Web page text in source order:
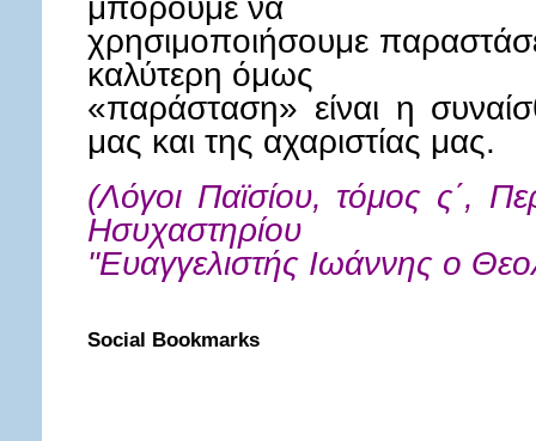
χρησιμοποιήσουμε
καλύτερη όμως
«παράσταση» είναι η
μας και της αχαριστίας μας.
(Λόγοι Παϊσίου, τόμος ς΄,
Ησυχαστηρίου
"Ευαγγελιστής Ιωάννης ο
Social Bookmarks